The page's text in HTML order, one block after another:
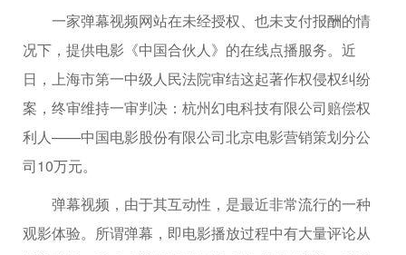
一家弹幕视频网站在未经授权、也未支付报酬的情
况下，提供电影《中国合伙人》的在线点播服务。近
日，上海市第一中级人民法院审结这起著作权侵权纠纷
案，终审维持一审判决：杭州幻电科技有限公司赔偿权
利人——中国电影股份有限公司北京电影营销策划分公
司10万元。
弹幕视频，由于其互动性，是最近非常流行的一种
观影体验。所谓弹幕，即电影播放过程中有大量评论从